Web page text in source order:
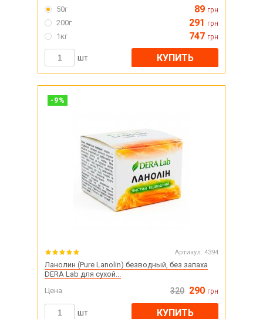
50г 89 грн
200г 291 грн
1кг 747 грн
шт КУПИТЬ
- 9%
Артикул: 4394
Ланолин (Pure Lanolin) безводный, без запаха
DERA Lab для сухой...
Цена
320 290 грн
шт КУПИТЬ